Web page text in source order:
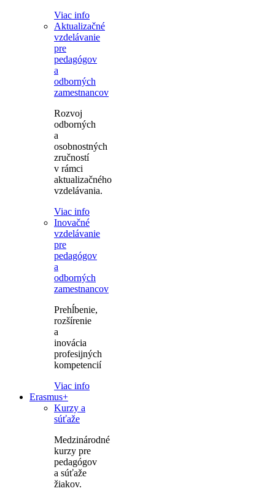
Viac info
Aktualizačné
vzdelávanie
pre
pedagógov
a
odborných
zamestnancov
Rozvoj
odborných
a
osobnostných
zručností
v rámci
aktualizačného
vzdelávania.
Viac info
Inovačné
vzdelávanie
pre
pedagógov
a
odborných
zamestnancov
Prehĺbenie,
rozšírenie
a
inovácia
profesijných
kompetencií
Viac info
Erasmus+
Kurzy a
súťaže
Medzinárodné
kurzy pre
pedagógov
a súťaže
žiakov.